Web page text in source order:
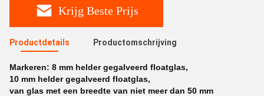
Krijg Beste Prijs
Productdetails Productomschrijving
Markeren: 8 mm helder gegalveerd floatglas,
10 mm helder gegalveerd floatglas,
van glas met een breedte van niet meer dan 50 mm